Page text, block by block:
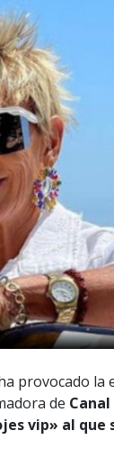
provocado la
de
vip» al